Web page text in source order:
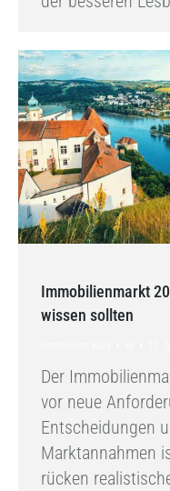
Immobilienmarkt
wissen sollten
Der
vor neue
Entscheidungen
Marktannahmen
rücken